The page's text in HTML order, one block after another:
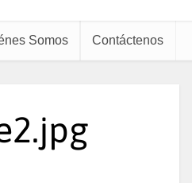
Somos Contáctenos